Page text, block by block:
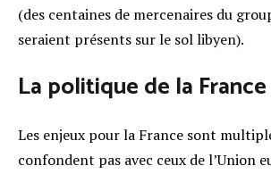
(des centaines de mercenaires du
seraient présents sur le sol libyen).
La politique de la France
Les enjeux pour la France sont
confondent pas avec ceux de l’Union